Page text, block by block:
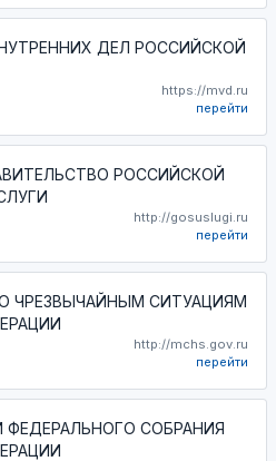
ДЕЛ РОССИЙСКОЙ
https://mvd.ru
перейти
РОССИЙСКОЙ
http://gosuslugi.ru
перейти
ЧРЕЗВЫЧАЙНЫМ СИТУАЦИЯМ
http://mchs.gov.ru
перейти
ФЕДЕРАЛЬНОГО СОБРАНИЯ